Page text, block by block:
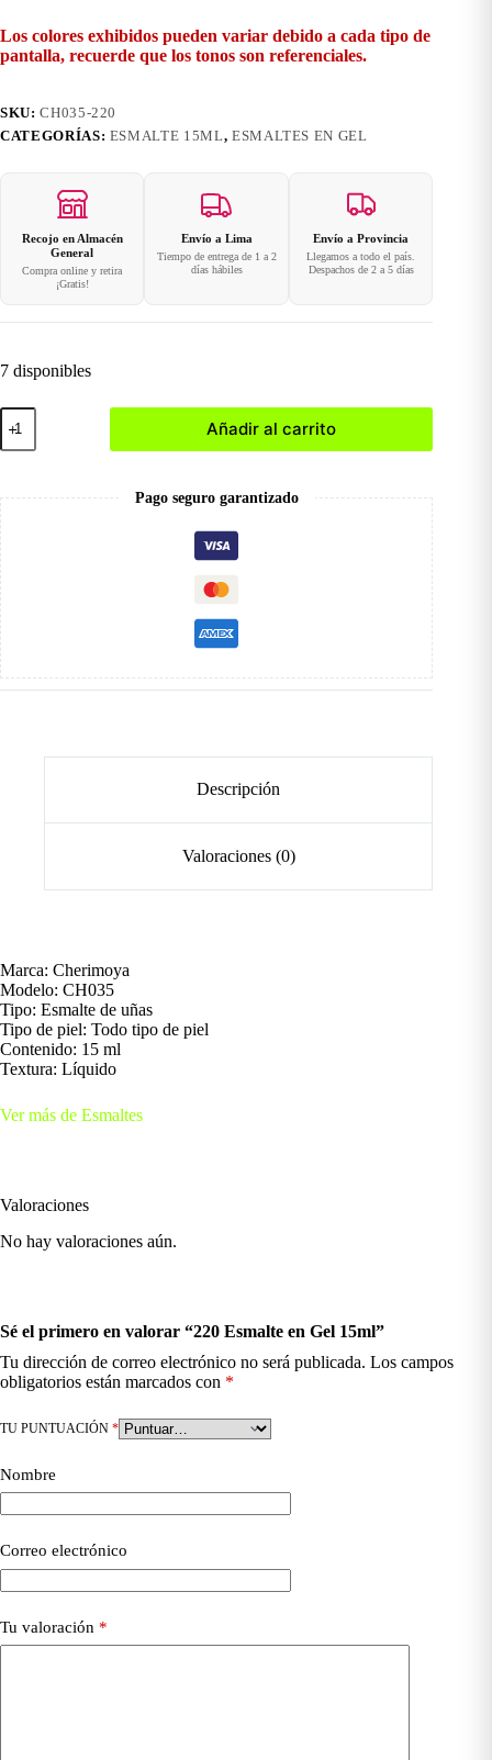
Los colores exhibidos pueden variar debido a cada tipo de
pantalla, recuerde que los tonos son referenciales.
SKU:CH035-220
CATEGORÍAS: ESMALTE 15ML, ESMALTES EN GEL
Recojo en Almacén
General
Compra online y retira
¡Gratis!
Envío a Lima
Tiempo de entrega de 1 a 2
días hábiles
Envío a Provincia
Llegamos a todo el país.
Despachos de 2 a 5 días
7 disponibles
220
Esmalte
en
cantidad
Añadir al carrito
Pago seguro garantizado
Descripción
Valoraciones (0)
Marca: Cherimoya
Modelo: CH035
Tipo: Esmalte de uñas
Tipo de piel: Todo tipo de piel
Contenido: 15 ml
Textura: Líquido
Ver más de Esmaltes
Valoraciones
No hay valoraciones aún.
Sé el primero en valorar “220 Esmalte en Gel 15ml”
Tu dirección de correo electrónico no será publicada. Los campos
obligatorios están marcados con *
TU PUNTUACIÓN *
Nombre
Correo electrónico
Tu valoración *